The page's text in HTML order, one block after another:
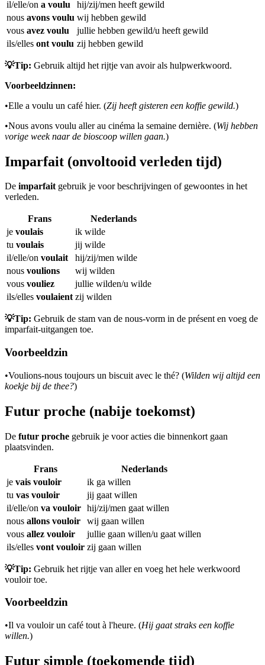
il/elle/on a voulu
hij/zij/men heeft gewild
nous avons voulu wij hebben gewild
vous avez voulu
jullie hebben gewild/u heeft gewild
ils/elles ont voulu zij hebben gewild
💡Tip: Gebruik altijd het rijtje van avoir als hulpwerkwoord.
Voorbeeldzinnen:
•Elle a voulu un café hier. (Zij heeft gisteren een koffie gewild.)
•Nous avons voulu aller au cinéma la semaine dernière. (Wij hebben
vorige week naar de bioscoop willen gaan.)
Imparfait (onvoltooid verleden tijd)
De imparfaitgebruik je voor beschrijvingen of gewoontes in het
verleden.
Frans
Nederlands
je voulais
ik wilde
tu voulais
jij wilde
il/elle/on voulait
hij/zij/men wilde
nous voulions
wij wilden
vous vouliez
jullie wilden/u wilde
ils/elles voulaient zij wilden
💡Tip: Gebruik de stam van de nous-vorm in de présent en voeg de
imparfait-uitgangen toe.
Voorbeeldzin
•Voulions-nous toujours un biscuit avec le thé? (Wilden wij altijd een
koekje bij de thee?)
Futur proche (nabije toekomst)
De futur proche gebruik je voor acties die binnenkort gaan
plaatsvinden.
Frans
Nederlands
je vais vouloir
ik ga willen
tu vas vouloir
jij gaat willen
il/elle/on va vouloir hij/zij/men gaat willen
nous allons vouloir
wij gaan willen
vous allez vouloir
jullie gaan willen/u gaat willen
ils/elles vont vouloir zij gaan willen
💡Tip: Gebruik het rijtje van aller en voeg het hele werkwoord
vouloir toe.
Voorbeeldzin
•Il va vouloir un café tout à l'heure. (Hij gaat straks een koffie
willen.)
Futur simple (toekomende tijd)